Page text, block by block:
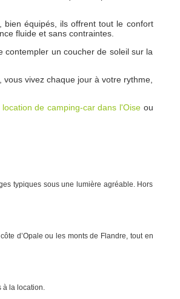
bien équipés, ils offrent tout le confort
fluide et sans contraintes.
un coucher de soleil sur la
vivez chaque jour à votre rythme,
location de camping-car dans l'Oiseou
typiques sous une lumière agréable. Hors
d’Opale ou les monts de Flandre, tout en
à la location.